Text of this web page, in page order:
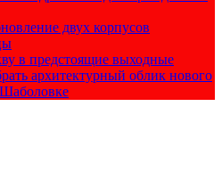
двух корпусов
в предстоящие выходные
архитектурный облик нового